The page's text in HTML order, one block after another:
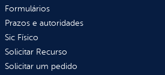
Formulários
Prazos e autoridades
Sic Físico
Solicitar Recurso
Solicitar um pedido